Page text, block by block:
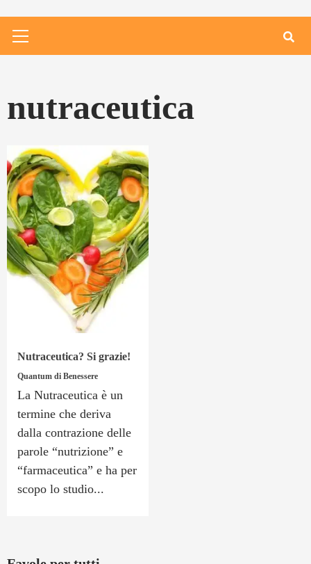
Menu
nutraceutica
Nutraceutica? Si grazie!
Quantum di Benessere
La Nutraceutica è un
termine che deriva
dalla contrazione delle
parole “nutrizione” e
“farmaceutica” e ha per
scopo lo studio...